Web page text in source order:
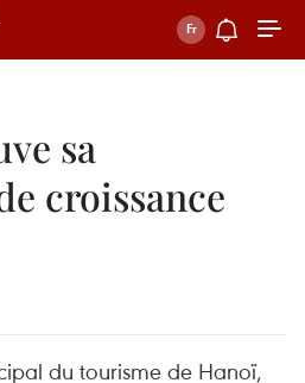
sa
croissance
du tourisme de Hanoï,